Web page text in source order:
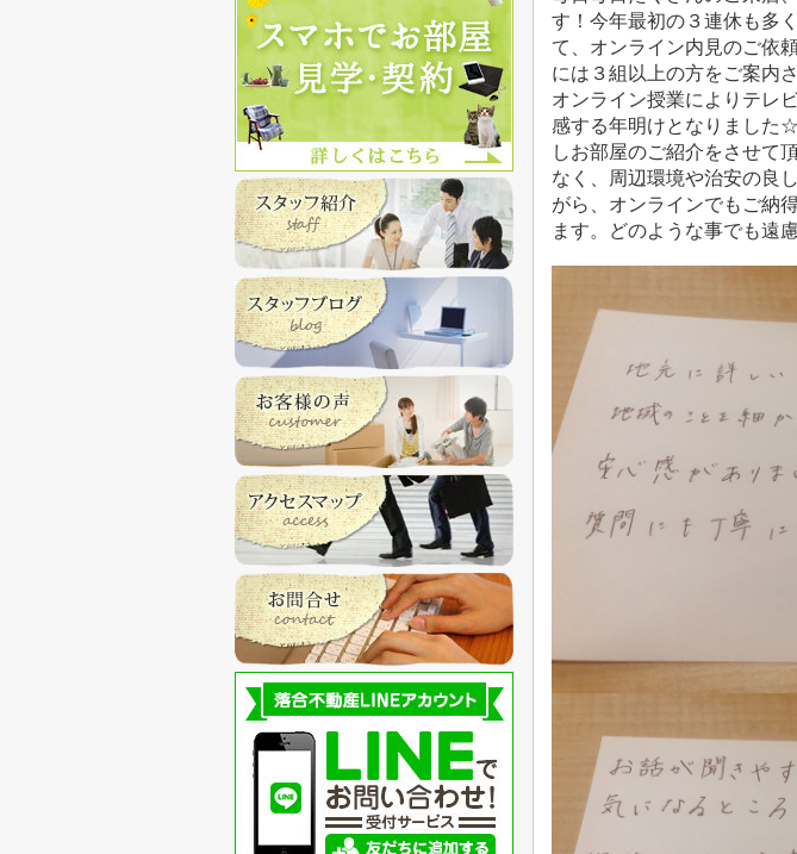
す！今年最初の３連休も多
て、オンライン内見のご依
には３組以上の方をご案内
オンライン授業によりテレ
感する年明けとなりました
しお部屋のご紹介をさせて
なく、周辺環境や治安の良
がら、オンラインでもご納
ます。どのような事でも遠